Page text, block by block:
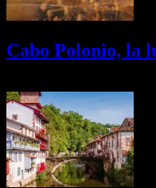
Cabo Polonio, la